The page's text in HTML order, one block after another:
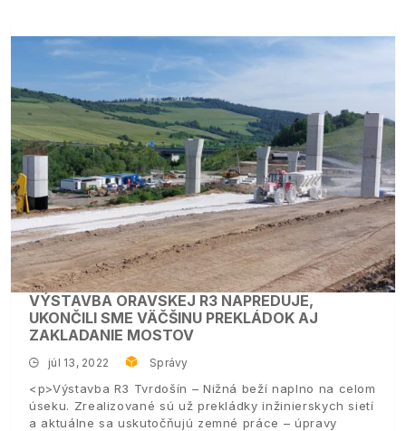
VÝSTAVBA ORAVSKEJ R3 NAPREDUJE,
UKONČILI SME VÄČŠINU PREKLÁDOK AJ
ZAKLADANIE MOSTOV
júl 13, 2022 Správy
<p>Výstavba R3 Tvrdošín – Nižná beží naplno na celom
úseku. Zrealizované sú už prekládky inžinierskych sietí
a aktuálne sa uskutočňujú zemné práce – úpravy